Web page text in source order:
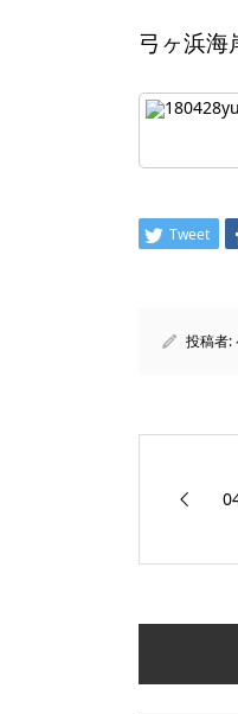
弓ヶ浜海
Tweet
投稿者: